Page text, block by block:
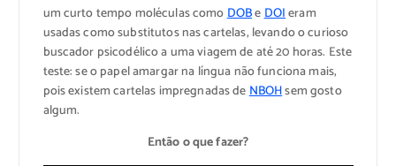
um curto tempo moléculas comoDOBeDOIeram
usadas como substitutos nas cartelas, levando o curioso
buscador psicodélico a uma viagem de até 20 horas. Este
teste: se o papel amargar na língua não funciona mais,
pois existem cartelas impregnadas deNBOHsem gosto
algum.
Então o que fazer?